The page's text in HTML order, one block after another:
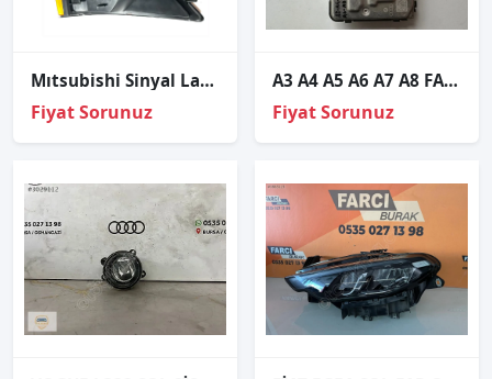
Mıtsubishi Sinyal Lancer 88-92 Sol
Fiyat Sorunuz
A3 A4 A5 A6 A7 A8 FAR BEYNİ ORJİNAL
Fiyat Sorunuz